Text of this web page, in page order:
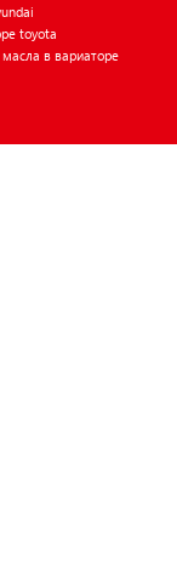
toyota
в вариаторе